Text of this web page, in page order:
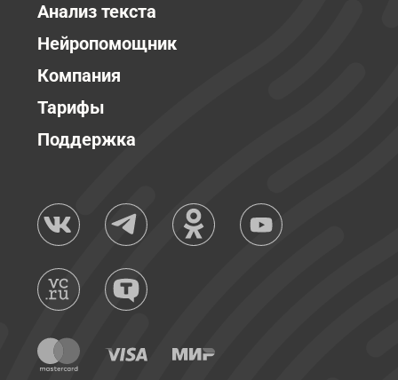
Анализ текста
Нейропомощник
Компания
Тарифы
Поддержка